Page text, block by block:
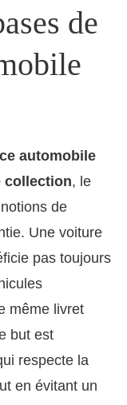
de
automobile
collection, le
de
Une voiture
pas toujours
même livret
but est
respecte la
en évitant un